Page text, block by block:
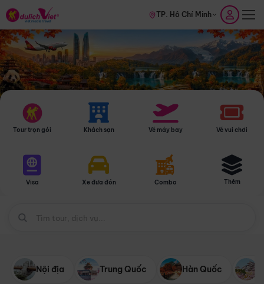
TP. Hồ Chí Minh
Tour trọn gói Khách sạn Vé máy bay Vé vui chơi
Visa Xe đưa đón Combo Thêm
Nội địa Trung Quốc Hàn Quốc